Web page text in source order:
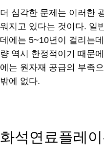
더 심각한 문제는 이러한
워지고 있다는 것이다. 일
데에는 5~10년이 걸리는
량 역시 한정적이기 때문
에는 원자재 공급의 부족
밖에 없다.
화석연료플레